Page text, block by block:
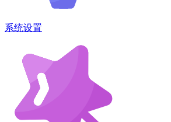
系统设置